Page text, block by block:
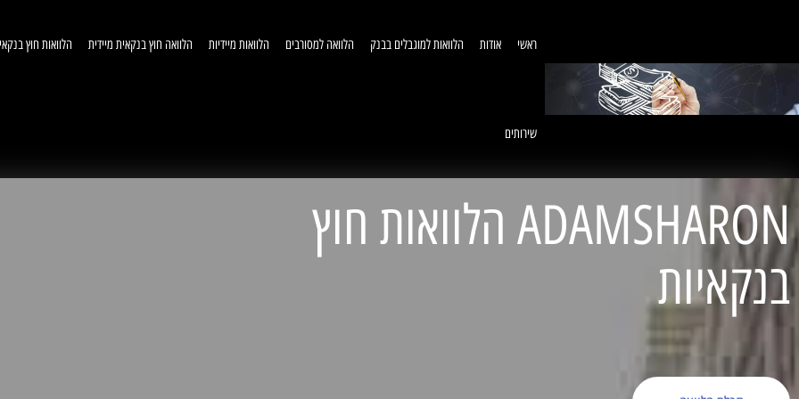
ראשי אודות הלוואות למוגבלים בבנק הלוואה למסורבים הלוואות מיידיות הלוואה חוץ בנקאית מיידית הלוואות חוץ
שירותים
ADAMSHARON הלוואות חוץ
בנקאיות